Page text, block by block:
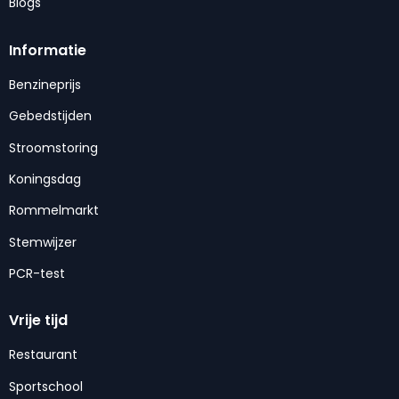
Informatie
Benzineprijs
Gebedstijden
Stroomstoring
Koningsdag
Rommelmarkt
Stemwijzer
PCR-test
Vrije tijd
Restaurant
Sportschool